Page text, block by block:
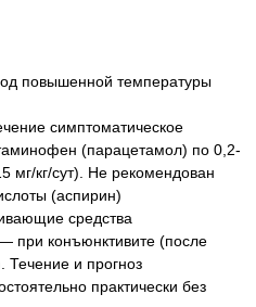
повышенной температуры
симптоматическое
(парацетамол) по 0,2-
мг/кг/сут). Не рекомендован
(аспирин)
средства
при конъюнктивите (после
Течение и прогноз
практически без